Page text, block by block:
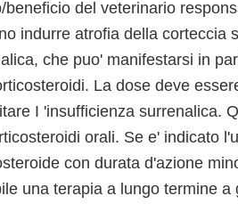
beneficio del veterinario
indurre atrofia della corteccia
che puo' manifestarsi in
La dose deve
I 'insufficienza surrenalica.
orali. Se e' indicato
con durata d'azione
una terapia a lungo termine